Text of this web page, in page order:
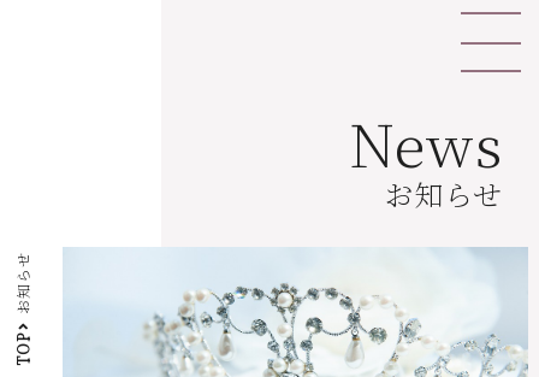
News
お知らせ
TOP
お知らせ